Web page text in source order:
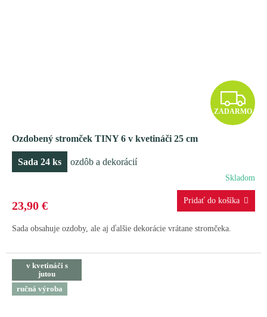
Z
A
A
R
O
ZADARMO
Ozdobený stromček TINY 6 v kvetináči 25 cm
Sada 24 ks ozdôb a dekorácií
Skladom
23,90 €
Sada obsahuje ozdoby, ale aj ďalšie dekorácie vrátane stromčeka.
v kvetináči s
jutou
ručná výroba